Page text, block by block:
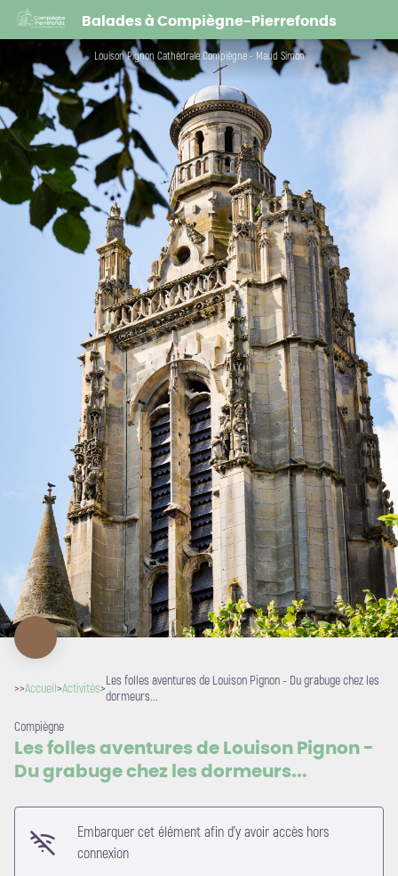
Balades à Compiègne-Pierrefonds
Louison Pignon Cathédrale Compiègne - Maud Simon
>>Accueil>Activités>
Les folles aventures de Louison Pignon - Du grabuge chez les
dormeurs...
Compiègne
Les folles aventures de Louison Pignon -
Du grabuge chez les dormeurs...
Embarquer cet élément afin d'y avoir accès hors
connexion